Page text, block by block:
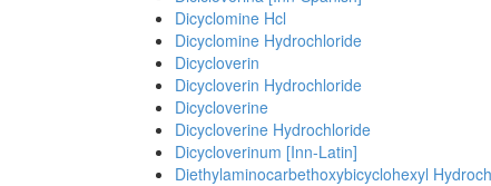
Dicyclomine Hcl
Dicyclomine Hydrochloride
Dicycloverin
Dicycloverin Hydrochloride
Dicycloverine
Dicycloverine Hydrochloride
Dicycloverinum [Inn-Latin]
Diethylaminocarbethoxybicyclohexyl